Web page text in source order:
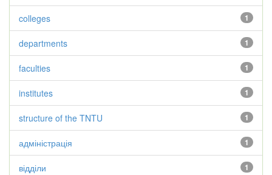
1
colleges
1
departments
1
faculties
1
institutes
1
structure of the TNTU
1
адміністрація
1
відділи